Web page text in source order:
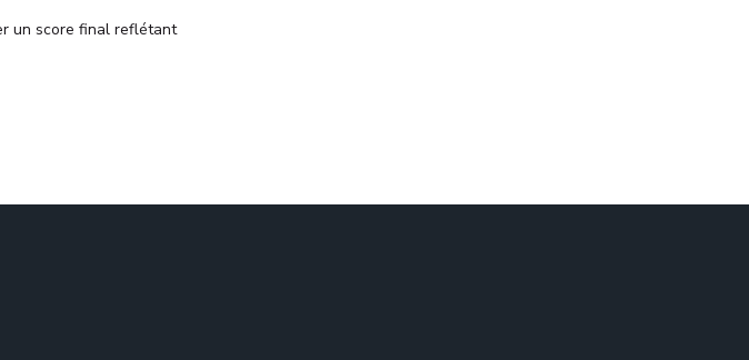
un score final reflétant